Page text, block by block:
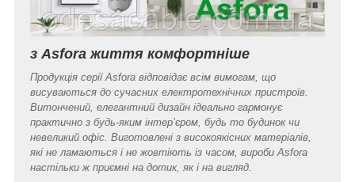
з Asfora життя комфортніше
Продукція серії Asfora відповідає всім вимогам, що
висуваються до сучасних електротехнічних пристроїв.
Витончений, елегантний дизайн ідеально гармонує
практично з будь-яким інтер’єром, будь то будинок чи
невеликий офіс. Виготовлені з високоякісних матеріалів,
які не ламаються і не жовтіють із часом, вироби Asfora
настільки ж приємні на дотик, як і на вигляд.